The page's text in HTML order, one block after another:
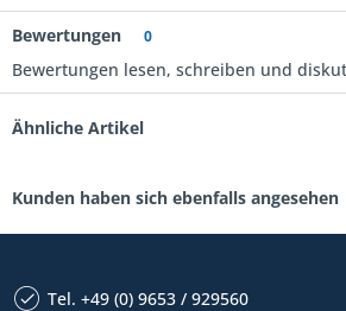
Bewertungen 0
Bewertungen lesen, schreiben und
Ähnliche Artikel
Kunden haben sich ebenfalls angesehen
Tel. +49 (0) 9653 / 929560